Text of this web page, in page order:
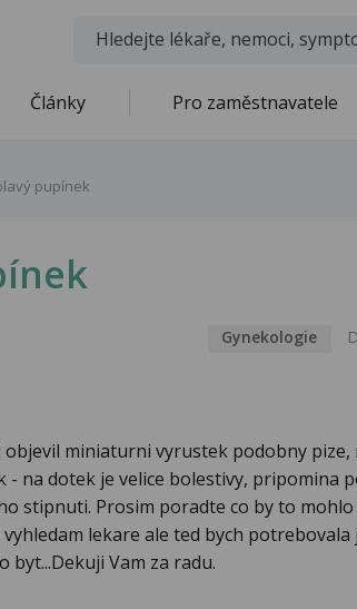
Články Pro zaměstnavatele
pupínek
Gynekologie
objevil miniaturni vyrustek podobny
- na dotek je velice bolestivy, pripomina
stipnuti. Prosim poradte co by to
lekare ale ted bych
byt...Dekuji Vam za radu.